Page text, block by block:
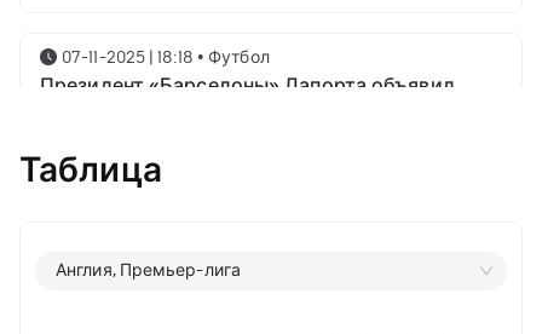
07-11-2025 | 18:18 • Футбол
Президент «Барселоны» Лапорта объявил
07-11-2025 | 16:23
ФИФА
Таблица
Англия, Премьер-лига